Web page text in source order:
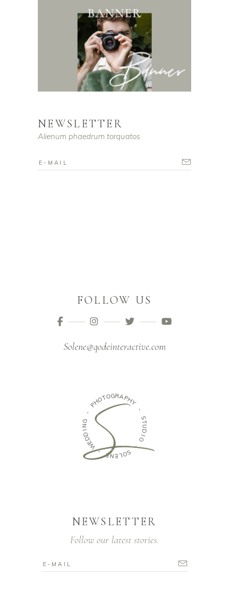
NEWSLETTER
Alienum phaedrum torquatos
FOLLOW US
Solene@qodeinteractive.com
-
W
E
D
D
I
G
-
PHOTOGRAP
H Y
-
S
T
U
D
O
-
S
O
L
E
N
E
NEWSLETTER
Follow our latest stories.